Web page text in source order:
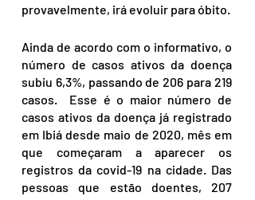
Ainda de acordo com o informativo, o
número de casos ativos da doença
subiu 6,3%, passando de 206 para 219
casos.  Esse é o maior número de
casos ativos da doença já registrado
em Ibiá desde maio de 2020, mês em
que começaram a aparecer os
registros da covid-19 na cidade. Das
pessoas que estão doentes, 207